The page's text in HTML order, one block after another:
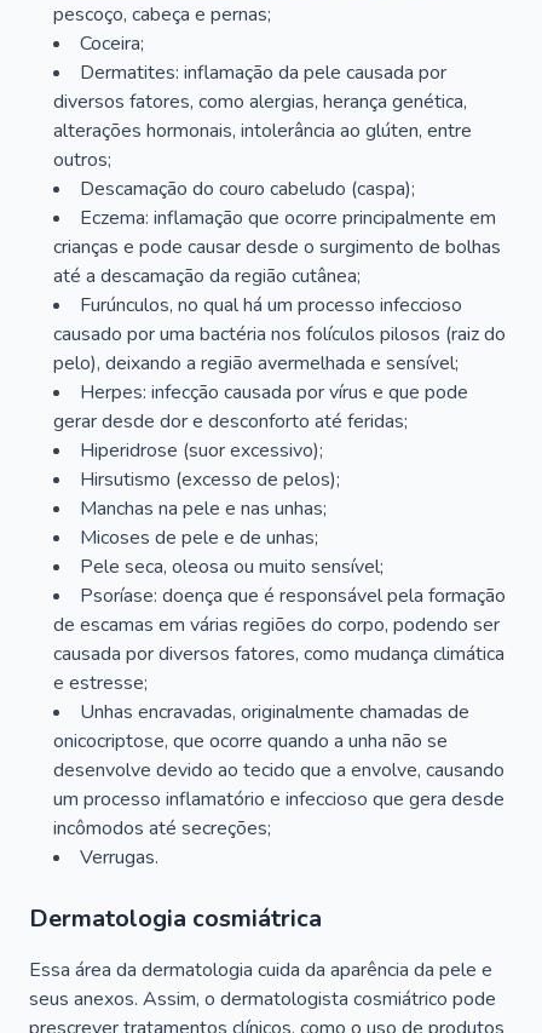
pescoço, cabeça e pernas;
Coceira;
Dermatites: inflamação da pele causada por
diversos fatores, como alergias, herança genética,
alterações hormonais, intolerância ao glúten, entre
outros;
Descamação do couro cabeludo (caspa);
Eczema: inflamação que ocorre principalmente em
crianças e pode causar desde o surgimento de bolhas
até a descamação da região cutânea;
Furúnculos, no qual há um processo infeccioso
causado por uma bactéria nos folículos pilosos (raiz do
pelo), deixando a região avermelhada e sensível;
Herpes: infecção causada por vírus e que pode
gerar desde dor e desconforto até feridas;
Hiperidrose (suor excessivo);
Hirsutismo (excesso de pelos);
Manchas na pele e nas unhas;
Micoses de pele e de unhas;
Pele seca, oleosa ou muito sensível;
Psoríase: doença que é responsável pela formação
de escamas em várias regiões do corpo, podendo ser
causada por diversos fatores, como mudança climática
e estresse;
Unhas encravadas, originalmente chamadas de
onicocriptose, que ocorre quando a unha não se
desenvolve devido ao tecido que a envolve, causando
um processo inflamatório e infeccioso que gera desde
incômodos até secreções;
Verrugas.
Dermatologia cosmiátrica
Essa área da dermatologia cuida da aparência da pele e
seus anexos. Assim, o dermatologista cosmiátrico pode